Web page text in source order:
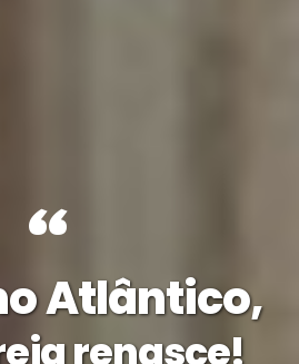
“
renasce!
Atlântico,